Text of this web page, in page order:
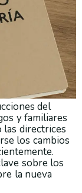
del
y familiares
las directrices
los cambios
sobre los
la nueva